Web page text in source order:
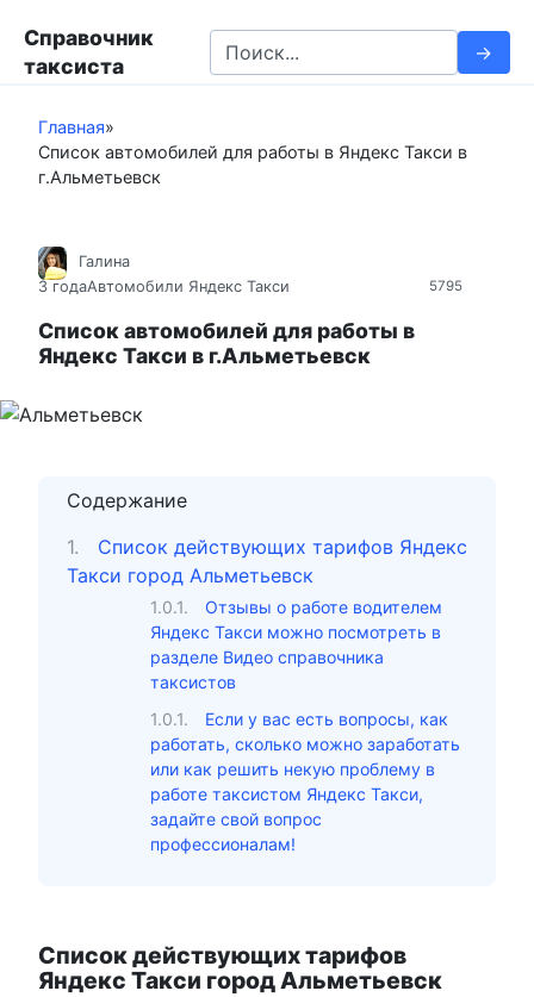
т
Справочник
таксиста
e
c
:
Главная»
Список автомобилей для работы в Яндекс Такси в
г.Альметьевск
5795
Галина
3 годаАвтомобили Яндекс Такси
Список автомобилей для работы в
Яндекс Такси в г.Альметьевск
Содержание
Список действующих тарифов Яндекс
Такси город Альметьевск
Отзывы о работе водителем
Яндекс Такси можно посмотреть в
разделе Видео справочника
таксистов
Если у вас есть вопросы, как
работать, сколько можно заработать
или как решить некую проблему в
работе таксистом Яндекс Такси,
задайте свой вопрос
профессионалам!
Список действующих тарифов
Яндекс Такси город Альметьевск